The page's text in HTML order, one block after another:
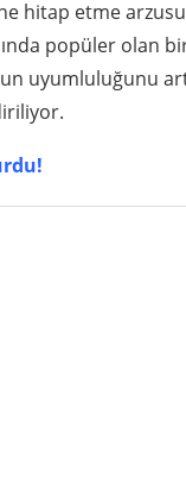
hitap etme
popüler olan
uyumluluğunu